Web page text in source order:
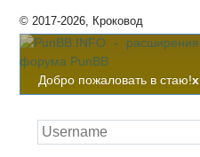
© 2017-2026, Кроковод
Добро пожаловать в стаю!x